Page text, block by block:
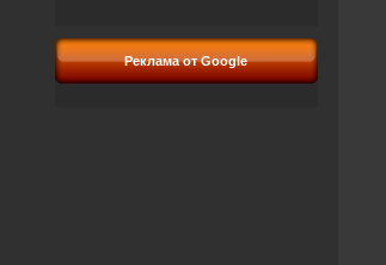
Реклама от Google